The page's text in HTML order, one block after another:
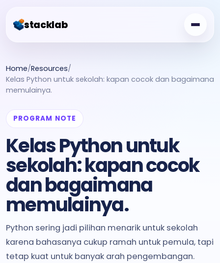
stacklab
Free Class
Creator Garden
For Schools
Home/Resources/
Kelas Python untuk sekolah: kapan cocok dan bagaimana
memulainya.
PROGRAM NOTE
Kelas Python untuk
sekolah: kapan cocok
dan bagaimana
memulainya.
Python sering jadi pilihan menarik untuk sekolah
karena bahasanya cukup ramah untuk pemula, tapi
tetap kuat untuk banyak arah pengembangan.